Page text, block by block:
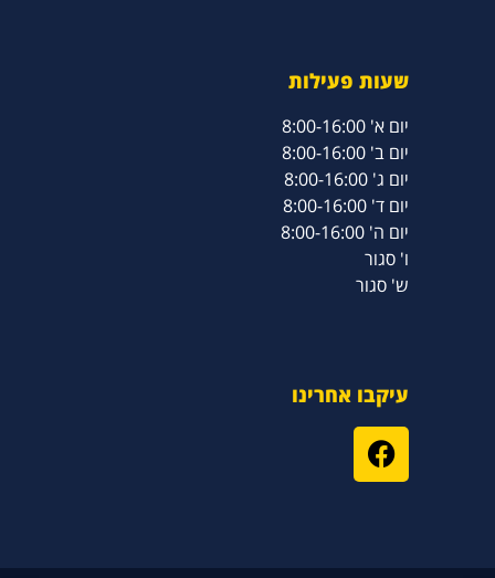
שעות פעילות
יום א' 8:00-16:00
יום ב' 8:00-16:00
יום ג' 8:00-16:00
יום ד' 8:00-16:00
יום ה' 8:00-16:00
ו' סגור
ש' סגור
עיקבו אחרינו